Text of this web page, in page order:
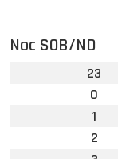
Noc SOB/ND
23
0
1
2